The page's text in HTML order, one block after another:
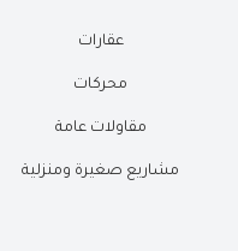
عقارات
محركات
مقاولات عامة
مشاريع صغيرة ومنزلية